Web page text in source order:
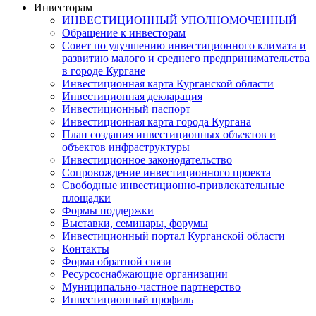
Инвесторам
ИНВЕСТИЦИОННЫЙ УПОЛНОМОЧЕННЫЙ
Обращение к инвесторам
Совет по улучшению инвестиционного климата и
развитию малого и среднего предпринимательства
в городе Кургане
Инвестиционная карта Курганской области
Инвестиционная декларация
Инвестиционный паспорт
Инвестиционная карта города Кургана
План создания инвестиционных объектов и
объектов инфраструктуры
Инвестиционное законодательство
Сопровождение инвестиционного проекта
Свободные инвестиционно-привлекательные
площадки
Формы поддержки
Выставки, семинары, форумы
Инвестиционный портал Курганской области
Контакты
Форма обратной связи
Ресурсоснабжающие организации
Муниципально-частное партнерство
Инвестиционный профиль